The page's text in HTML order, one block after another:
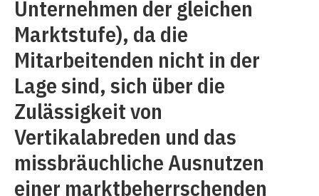
Unternehmen der gleichen
Marktstufe), da die
Mitarbeitenden nicht in der
Lage sind, sich über die
Zulässigkeit von
Vertikalabreden und das
missbräuchliche Ausnutzen
einer marktbeherrschenden